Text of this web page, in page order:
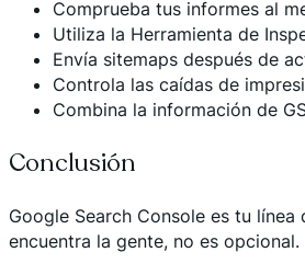
Comprueba tus informes al
Utiliza la Herramienta de
Envía sitemaps después de
Controla las caídas de
Combina la información de
Conclusión
Google Search Console es tu
encuentra la gente, no es